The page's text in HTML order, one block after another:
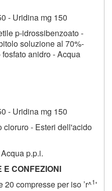
- Uridina mg 150
p-idrossibenzoato -
soluzione al 70%-
anidro - Acqua
- Uridina mg 150
cloruro - Esteri dell'acido
p.p.i.
E CONFEZIONI
20 compresse per iso ’r^1'